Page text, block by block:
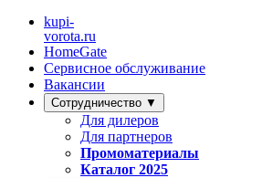
kupi-
vorota.ru
HomeGate
Сервисное обслуживание
Вакансии
Сотрудничество ▼
Для дилеров
Для партнеров
Промоматериалы
Каталог 2025